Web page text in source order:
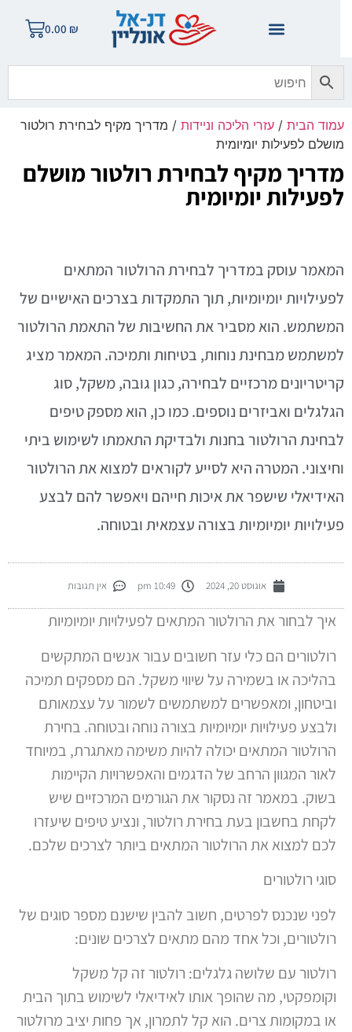
0.00
הבית/ עזרי הליכה וניידות/ מדריך מקיף לבחירת רולטור
לפעילות יומיומית
מקיף לבחירת רולטור מושלם
יומיומית
עוסק במדריך לבחירת הרולטור המתאים
יומיומיות, תוך התמקדות בצרכים האישיים של
הוא מסביר את החשיבות של התאמת הרולטור
מבחינת נוחות, בטיחות ותמיכה. המאמר מציג
מרכזיים לבחירה, כגון גובה, משקל, סוג
ואביזרים נוספים. כמו כן, הוא מספק טיפים
הרולטור בחנות ולבדיקת התאמתו לשימוש ביתי
המטרה היא לסייע לקוראים למצוא את הרולטור
שישפר את איכות חייהם ויאפשר להם לבצע
יומיומיות בצורה עצמאית ובטוחה.
אוגוסט 20, 2024 10:49 pm אין תגובות
איך לבחור את הרולטור המתאים לפעילויות יומיומיות
רולטורים הם כלי עזר חשובים עבור אנשים המתקשים
בהליכה או בשמירה על שיווי משקל. הם מספקים תמיכה
וביטחון, ומאפשרים למשתמשים לשמור על עצמאותם
ולבצע פעילויות יומיומיות בצורה נוחה ובטוחה. בחירת
הרולטור המתאים יכולה להיות משימה מאתגרת, במיוחד
לאור המגוון הרחב של הדגמים והאפשרויות הקיימות
בשוק. במאמר זה נסקור את הגורמים המרכזיים שיש
לקחת בחשבון בעת בחירת רולטור, ונציע טיפים שיעזרו
לכם למצוא את הרולטור המתאים ביותר לצרכים שלכם.
סוגי רולטורים
לפני שנכנס לפרטים, חשוב להבין שישנם מספר סוגים של
רולטורים, וכל אחד מהם מתאים לצרכים שונים:
רולטור עם שלושה גלגלים: רולטור זה קל משקל
וקומפקטי, מה שהופך אותו לאידיאלי לשימוש בתוך הבית
או במקומות צרים. הוא קל לתמרון, אך פחות יציב מרולטור